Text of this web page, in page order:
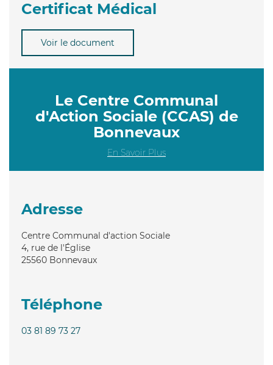
Certificat Médical
Voir le document
Le Centre Communal
d'Action Sociale (CCAS) de
Bonnevaux
En Savoir Plus
Adresse
Centre Communal d'action Sociale
4, rue de l'Église
25560 Bonnevaux
Téléphone
03 81 89 73 27